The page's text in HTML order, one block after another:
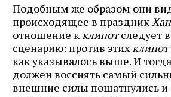
Подобным же образом они
происходящее в праздник
отношение к клипотследует
сценарию: против этих клипот
как указывалось выше. И
должен воссиять самый
внешние силы пошатнулись и